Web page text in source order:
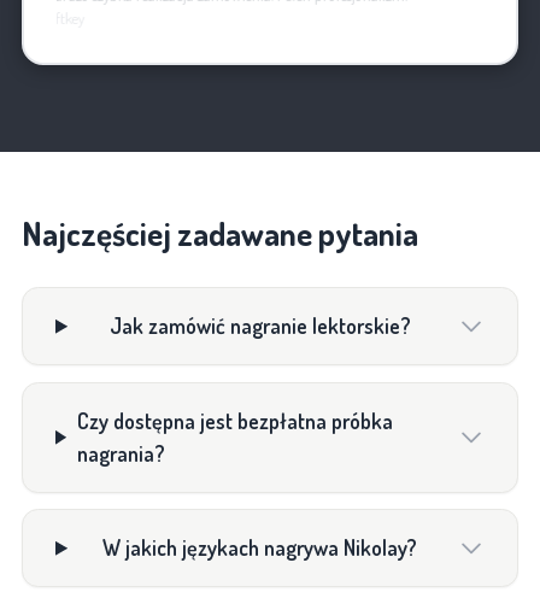
Najczęściej zadawane pytania
Jak zamówić nagranie lektorskie?
Czy dostępna jest bezpłatna próbka
nagrania?
W jakich językach nagrywa Nikolay?